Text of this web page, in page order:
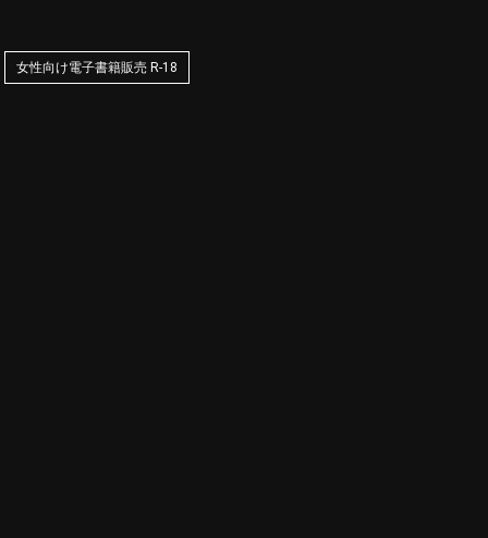
女性向け電子書籍販売 R-18